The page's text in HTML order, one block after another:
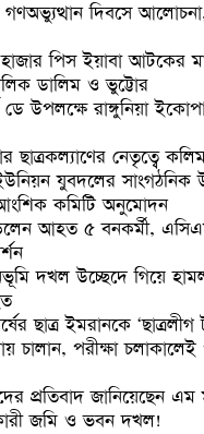
দিবসে
পিস ইয়াবা আটকের
ডালিম ও ভুট্টোর
ডে উপলক্ষে রাঙ্গুনিয়া
ছাত্রকল্যাণের নেতৃত্বে
যুবদলের সাংগঠনিক
কমিটি অনুমোদন
আহত ৫ বনকর্মী,
দখল উচ্ছেদে গিয়ে
ছাত্র ইমরানকে ‘ছাত্রলীগ
চালান, পরীক্ষা
প্রতিবাদ জানিয়েছেন
জমি ও ভবন দখল!